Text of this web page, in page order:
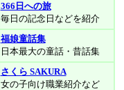
366日への旅
毎日の記念日などを紹介
福娘童話集
日本最大の童話・昔話集
さくら SAKURA
女の子向け職業紹介など